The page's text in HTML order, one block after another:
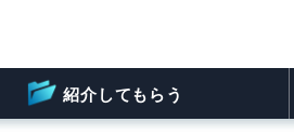
紹介してもらう